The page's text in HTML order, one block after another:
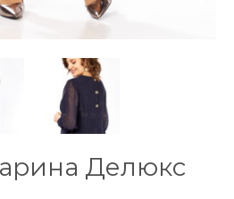
Делюкс